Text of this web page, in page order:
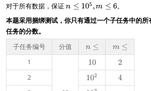
对于所有数据，保证n
e
0
^
n ≤ 105 ,m ≤ 6。
本题采用捆绑测试，你只有通过一个子任务中的
任务的分数。
子任务编号
分值
n
\
l
e
n ≤
m
\l
m ≤
1
1
0
10 2
2
2
1
0
102 4
4